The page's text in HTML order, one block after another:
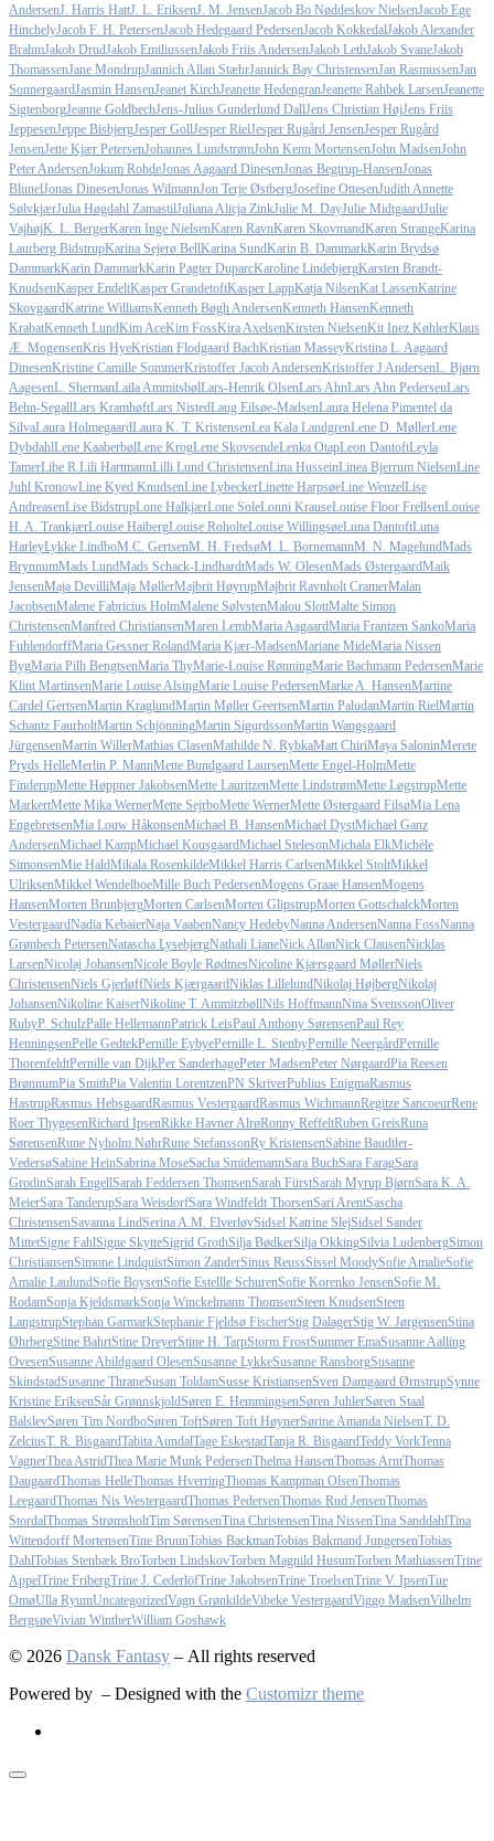
AndersenJ. Harris HattJ. L. EriksenJ. M. JensenJacob Bo Nøddeskov NielsenJacob Ege
HinchelyJacob F. H. PetersenJacob Hedegaard PedersenJacob KokkedalJakob Alexander
BrahmJakob DrudJakob EmiliussenJakob Friis AndersenJakob LethJakob SvaneJakob
ThomassenJane MondrupJannich Allan StæhrJannick Bay ChristensenJan RasmussenJan
SonnergaardJasmin HansenJeanet KirchJeanette HedengranJeanette Rahbek LarsenJeanette
SigtenborgJeanne GoldbechJens-Julius Gunderlund DallJens Christian HøjJens Friis
JeppesenJeppe BisbjergJesper GollJesper RielJesper Rugård JensenJesper Rugård
JensenJette Kjær PetersenJohannes LundstrømJohn Kenn MortensenJohn MadsenJohn
Peter AndersenJokum RohdeJonas Aagaard DinesenJonas Begtrup-HansenJonas
BlunelJonas DinesenJonas WilmannJon Terje ØstbergJosefine OttesenJudith Annette
SølvkjærJulia Høgdahl ZamastilJuliana Alicja ZinkJulie M. DayJulie MidtgaardJulie
VajhøjK. L. BergerKaren Inge NielsenKaren RavnKaren SkovmandKaren StrangeKarina
Laurberg BidstrupKarina Sejerø BellKarina SundKarin B. DammarkKarin Brydsø
DammarkKarin DammarkKarin Pagter DuparcKaroline LindebjergKarsten Brandt-
KnudsenKasper EndeltKasper GrandetoftKasper LappKatja NilsenKat LassenKatrine
SkovgaardKatrine WilliamsKenneth Bøgh AndersenKenneth HansenKenneth
KrabatKenneth LundKim AceKim FossKira AxelsenKirsten NielsenKit Inez KøhlerKlaus
Æ. MogensenKris HyeKristian Flodgaard BachKristian MasseyKristina L. Aagaard
DinesenKristine Camille SommerKristoffer Jacob AndersenKristoffer J AndersenL. Bjørn
AagesenL. ShermanLaila AmmitsbølLars-Henrik OlsenLars AhnLars Ahn PedersenLars
Behn-SegallLars KramhøftLars NistedLaug Eilsøe-MadsenLaura Helena Pimentel da
SilvaLaura HolmegaardLaura K. T. KristensenLea Kala LandgrenLene D. MøllerLene
DybdahlLene KaaberbølLene KrogLene SkovsendeLenka OtapLeon DantoftLeyla
TamerLibe R.Lili HartmannLilli Lund ChristensenLina HusseinLinea Bjerrum NielsenLine
Juhl KronowLine Kyed KnudsenLine LybeckerLinette HarpsøeLine WenzelLise
AndreasenLise BidstrupLone HalkjærLone SoleLonni KrauseLouise Floor FrellsenLouise
H. A. TrankjærLouise HaibergLouise RoholteLouise WillingsøeLuna DantoftLuna
HarleyLykke LindboM.C. GertsenM. H. FredsøM. L. BornemannM. N. MagelundMads
BrynnumMads LundMads Schack-LindhardtMads W. OlesenMads ØstergaardMaik
JensenMaja DevilliMaja MøllerMajbrit HøyrupMajbrit Ravnholt CramerMalan
JacobsenMalene Fabricius HolmMalene SølvstenMalou SlottMalte Simon
ChristensenManfred ChristiansenMaren LembMaria AagaardMaria Frantzen SankoMaria
FuhlendorffMaria Gessner RolandMaria Kjær-MadsenMariane MideMaria Nissen
BygMaria Pilh BengtsenMaria ThyMarie-Louise RønningMarie Bachmann PedersenMarie
Klint MartinsenMarie Louise AlsingMarie Louise PedersenMarke A. HansenMartine
Cardel GertsenMartin KraglundMartin Møller GeertsenMartin PaludanMartin RielMartin
Schantz FaurholtMartin SchjönningMartin SigurdssonMartin Wangsgaard
JürgensenMartin WillerMathias ClasenMathilde N. RybkaMatt ChiriMaya SaloninMerete
Pryds HelleMerlin P. MannMette Bundgaard LaursenMette Engel-HolmMette
FinderupMette Høppner JakobsenMette LauritzenMette LindstrømMette LøgstrupMette
MarkertMette Mika WernerMette SejrboMette WernerMette Østergaard FilsøMia Lena
EngebretsenMia Louw HåkonsenMichael B. HansenMichael DystMichael Ganz
AndersenMichael KampMichael KousgaardMichael StelesonMichala ElkMichèle
SimonsenMie HaldMikala RosenkildeMikkel Harris CarlsenMikkel StoltMikkel
UlriksenMikkel WendelboeMille Buch PedersenMogens Graae HansenMogens
HansenMorten BrunbjergMorten CarlsenMorten GlipstrupMorten GottschalckMorten
VestergaardNadia KebaierNaja VaabenNancy HedebyNanna AndersenNanna FossNanna
Grønbech PetersenNatascha LysebjergNathali LianeNick AllanNick ClausenNicklas
LarsenNicolaj JohansenNicole Boyle RødtnesNicoline Kjærsgaard MøllerNiels
ChristensenNiels GjerløffNiels KjærgaardNiklas LillelundNikolaj HøjbergNikolaj
JohansenNikoline KaiserNikoline T. AmmitzbøllNils HoffmannNina SvenssonOliver
RubyP. SchulzPalle HellemannPatrick LeisPaul Anthony SørensenPaul Rey
HenningsenPelle GedtekPernille EybyePernille L. StenbyPernille NeergårdPernille
ThorenfeldtPernille van DijkPer SanderhagePeter MadsenPeter NørgaardPia Reesen
BrønnumPia SmithPia Valentin LorentzenPN SkriverPublius EnigmaRasmus
HastrupRasmus HebsgaardRasmus VestergaardRasmus WichmannRegitze SancoeurRene
Roer ThygesenRichard IpsenRikke Havner AlrøRonny ReffeltRuben GreisRuna
SørensenRune Nyholm NøhrRune StefanssonRy KristensenSabine Baudtler-
VedersøSabine HeinSabrina MoseSacha SmidemannSara BuchSara FaragSara
GrodinSarah EngellSarah Feddersen ThomsenSarah FürstSarah Myrup BjørnSara K. A.
MeierSara TanderupSara WeisdorfSara Windfeldt ThorsenSari ArentSascha
ChristensenSavanna LindSerina A.M. ElverløvSidsel Katrine SlejSidsel Sander
MittetSigne FahlSigne SkytteSigrid GrothSilja BødkerSilja OkkingSilvia LudenbergSimon
ChristiansenSimone LindquistSimon ZanderSinus ReussSissel MoodySofie AmalieSofie
Amalie LaulundSofie BoysenSofie Estellle SchurenSofie Korenko JensenSofie M.
RodamSonja KjeldsmarkSonja Winckelmann ThomsenSteen KnudsenSteen
LangstrupStephan GarmarkStephanie Fjeldsø FischerStig DalagerStig W. JørgensenStina
ØhrbergStine BahrtStine DreyerStine H. TarpStorm FrostSummer EmaSusanne Aalling
OvesenSusanne Abildgaard OlesenSusanne LykkeSusanne RansborgSusanne
SkindstadSusanne ThraneSusan ToldamSusse KristiansenSven Damgaard ØrnstrupSynne
Kristine EriksenSår GrønnskjoldSøren E. HemmingsenSøren JuhlerSøren Staal
BalslevSøren Tim NordboSøren ToftSøren Toft HøynerSørine Amanda NielsenT. D.
ZelciusT. R. BisgaardTabita AundalTage EskestadTanja R. BisgaardTeddy VorkTenna
VagnerThea AstridThea Marie Munk PedersenThelma HansenThomas ArntThomas
DaugaardThomas HelleThomas HverringThomas Kampman OlsenThomas
LeegaardThomas Nis WestergaardThomas PedersenThomas Rud JensenThomas
StordalThomas StrømsholtTim SørensenTina ChristensenTina NissenTina SanddahlTina
Wittendorff MortensenTine BruunTobias BackmanTobias Bakmand JungersenTobias
DahlTobias Stenbæk BroTorben LindskovTorben Magnild HusumTorben MathiassenTrine
AppelTrine FribergTrine J. CederlöfTrine JakobsenTrine TroelsenTrine V. IpsenTue
OmøUlla RyumUncategorizedVagn GrønkildeVibeke VestergaardViggo MadsenVilhelm
BergsøeVivian WintherWilliam Goshawk
© 2026 Dansk Fantasy – All rights reserved
Powered by – Designed with the Customizr theme